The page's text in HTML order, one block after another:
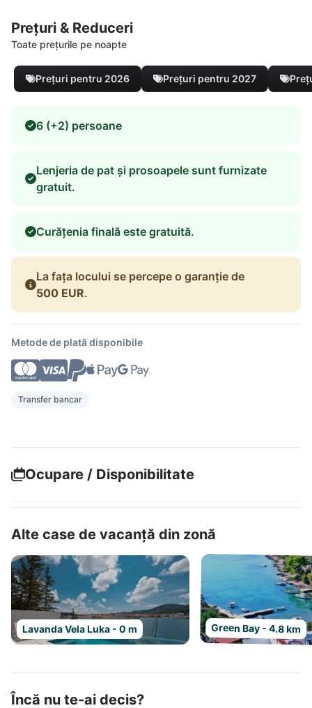
Prețuri & Reduceri
Toate prețurile pe noapte
Prețuri pentru 2026 Prețuri pentru 2027
6 (+2) persoane
Lenjeria de pat și prosoapele sunt furnizate
gratuit.
Curățenia finală este gratuită.
La fața locului se percepe o garanție de
500 EUR.
Metode de plată disponibile
Transfer bancar
Ocupare / Disponibilitate
Alte case de vacanță din zonă
Lavanda Vela Luka - 0 m Green Bay - 4.8 km
Încă nu te-ai decis?